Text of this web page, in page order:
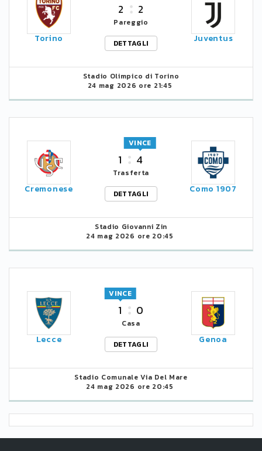
Torino
2 2
Pareggio
DETTAGLI
Juventus
Stadio Olimpico di Torino
24 mag 2026 ore 21:45
Cremonese
1 4
VINCE
Trasferta
DETTAGLI
Como 1907
Stadio Giovanni Zin
24 mag 2026 ore 20:45
Lecce
1
VINCE
0
Casa
DETTAGLI
Genoa
Stadio Comunale Via Del Mare
24 mag 2026 ore 20:45